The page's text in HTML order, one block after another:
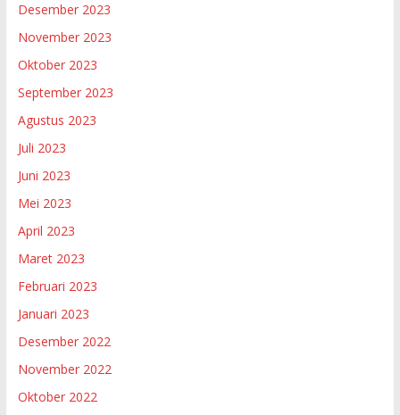
Desember 2023
November 2023
Oktober 2023
September 2023
Agustus 2023
Juli 2023
Juni 2023
Mei 2023
April 2023
Maret 2023
Februari 2023
Januari 2023
Desember 2022
November 2022
Oktober 2022